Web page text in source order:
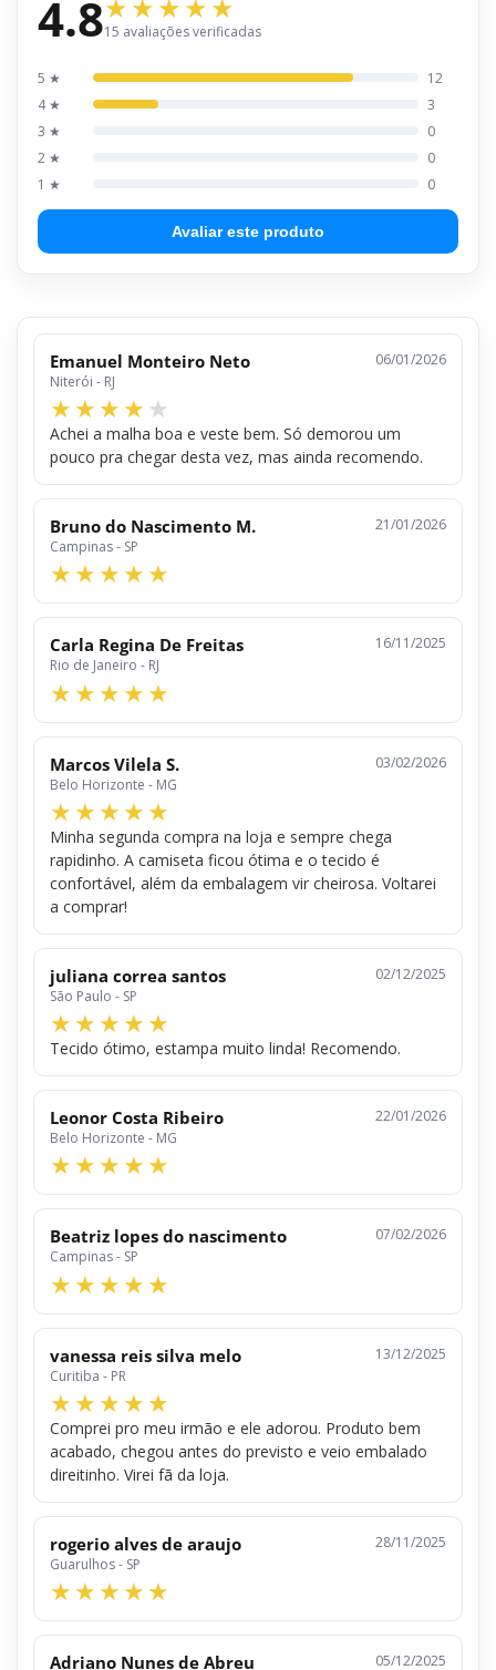
4.815 avaliações verificadas
5 ★
12
4 ★
3
3 ★
0
2 ★
0
1 ★
0
Avaliar este produto
Emanuel Monteiro Neto
Niterói - RJ
06/01/2026
Achei a malha boa e veste bem. Só demorou um
pouco pra chegar desta vez, mas ainda recomendo.
Bruno do Nascimento M.
Campinas - SP
21/01/2026
Carla Regina De Freitas
Rio de Janeiro - RJ
16/11/2025
Marcos Vilela S.
Belo Horizonte - MG
03/02/2026
Minha segunda compra na loja e sempre chega
rapidinho. A camiseta ficou ótima e o tecido é
confortável, além da embalagem vir cheirosa. Voltarei
a comprar!
juliana correa santos
São Paulo - SP
02/12/2025
Tecido ótimo, estampa muito linda! Recomendo.
Leonor Costa Ribeiro
Belo Horizonte - MG
22/01/2026
Beatriz lopes do nascimento
Campinas - SP
07/02/2026
vanessa reis silva melo
Curitiba - PR
13/12/2025
Comprei pro meu irmão e ele adorou. Produto bem
acabado, chegou antes do previsto e veio embalado
direitinho. Virei fã da loja.
rogerio alves de araujo
Guarulhos - SP
28/11/2025
Adriano Nunes de Abreu 05/12/2025